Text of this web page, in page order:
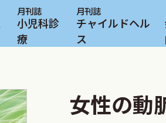
小児科診
療
チャイルドヘル
ス
女性の動